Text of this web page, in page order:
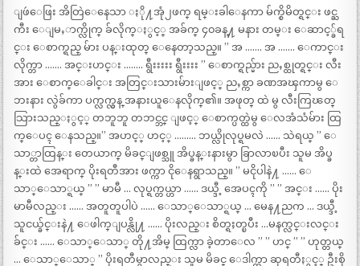
ျဖဴေဖြး အိတြဲေနေသာ ႏို႔အုံ၂ဖက္ ရမ္းခါေနကာ မ်က္စိမိတ္ရင္း ဖင္ႀ
ကီး ေျမႇာက္လိုက္ ခ်လိုက္ႏွင့္ အခ်က္ ၄၀ခန္႔ မနား တမ္း ေဆာင့္ခ်ရ
င္း ေစာက္ရည္ မ်ား ပန္းထုတ္ ေနေတာ့သည္။ ” အ ……. အ ……. ေကာင္း
လိုက္တာ ……. အင္းဟင္း …….. ရွီးးးးး ရွီးးးး ” ေစာက္ရည္မ်ား ညႇစ္ထုတ္ရင္း လီး
အား ေစာက္ေခါင္း အတြင္းသားမ်ားျဖင့္ ညႇစ္ကာ ခဏအၾကာမွ ေ
ဘးနား လွဲခ်ကာ ပက္လက္လွန္ အနားယူေနလိုက္၏။ အဖုတ္ ထဲ မွ လီးကြၽတ္
သြားသည္ႏွင့္ တဘူဘူ တဘင္ဘင္ ျဖင့္ ေစာက္ပတ္ထဲမွ ေလအံသံမ်ား ထြ
က္ေပၚ ေနသည္။” အဟင့္ ဟင့္ ……… ဘယ္လိုလုပ္ရမလဲ …… သဲရယ္ ” ေ
သာ္တာထြန္း တေယာက္ မိခင္ျဖစ္သူ အိပ္ခန္းနားမွာ ခြာလာၿပီး သူမ အိပ္ခ
န္းထဲ အေရာက္ ပိုးရတီအား ဖက္ကာ ငိုေနရွာသည္။ ” မငိုပါနဲ႔ …… ေ
သာ္ေသာ္ရယ္ ” ” မာမီ … လုပ္ရက္တယ္ဟာ …… ဒယ္ဒီ့ အေပၚကို ” ” အင္း …… ပိုး
မာမီလည္း …… အတူတူပါပဲ …… ေသာ္ေသာ္ရယ္ … မေန႔ညက … ဒယ္ဒီ့
သူငယ္ခ်င္းနဲ႔ ေဖါက္ျပန္လို႔ …… ပိုးလည္း စိတ္ရႈတ္ၿပီး …မနက္လင္းလင္း
ခ်င္း …… ေသာ္ေသာ္ တို႔အိမ္ ထြက္လာ ခဲ့တာေလ ” ” ဟင္ ” ” ဟုတ္တယ္
… ေသာ္ေသာ္ ” ပိုးရတီမွာလည္း သူမ မိခင္ ေဒါက္တာ ဆုရတီႏွင့္ ဦးစို